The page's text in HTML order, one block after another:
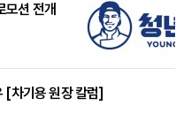
모션 전개
[차기용 원장 칼럼]